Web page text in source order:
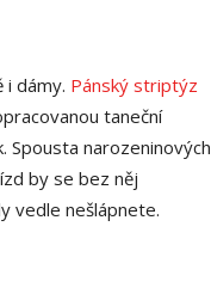
i dámy. Pánský striptýz
taneční
Spousta narozeninových
by se bez něj
vedle nešlápnete.